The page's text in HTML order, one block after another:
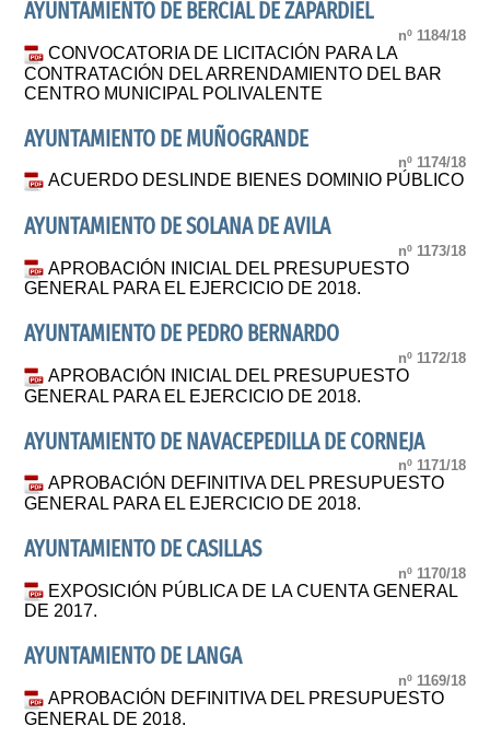
AYUNTAMIENTO DE BERCIAL DE ZAPARDIEL
nº 1184/18
CONVOCATORIA DE LICITACIÓN PARA LA
CONTRATACIÓN DEL ARRENDAMIENTO DEL BAR
CENTRO MUNICIPAL POLIVALENTE
AYUNTAMIENTO DE MUÑOGRANDE
nº 1174/18
ACUERDO DESLINDE BIENES DOMINIO PÚBLICO
AYUNTAMIENTO DE SOLANA DE AVILA
nº 1173/18
APROBACIÓN INICIAL DEL PRESUPUESTO
GENERAL PARA EL EJERCICIO DE 2018.
AYUNTAMIENTO DE PEDRO BERNARDO
nº 1172/18
APROBACIÓN INICIAL DEL PRESUPUESTO
GENERAL PARA EL EJERCICIO DE 2018.
AYUNTAMIENTO DE NAVACEPEDILLA DE CORNEJA
nº 1171/18
APROBACIÓN DEFINITIVA DEL PRESUPUESTO
GENERAL PARA EL EJERCICIO DE 2018.
AYUNTAMIENTO DE CASILLAS
nº 1170/18
EXPOSICIÓN PÚBLICA DE LA CUENTA GENERAL
DE 2017.
AYUNTAMIENTO DE LANGA
nº 1169/18
APROBACIÓN DEFINITIVA DEL PRESUPUESTO
GENERAL DE 2018.